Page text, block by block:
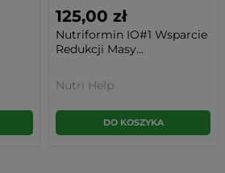
125,00 zł
Nutriformin IO#1 Wsparcie
Redukcji Masy...
Nutri Help
DO KOSZYKA